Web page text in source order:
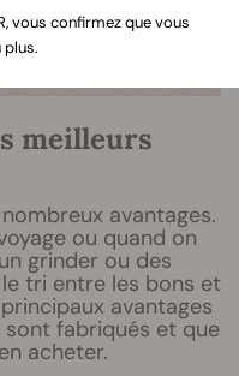
meilleurs
avantages.
ou quand on
grinder ou des
tri entre les bons et
avantages
fabriqués et que
acheter.
vous confirmez que vous
plus.